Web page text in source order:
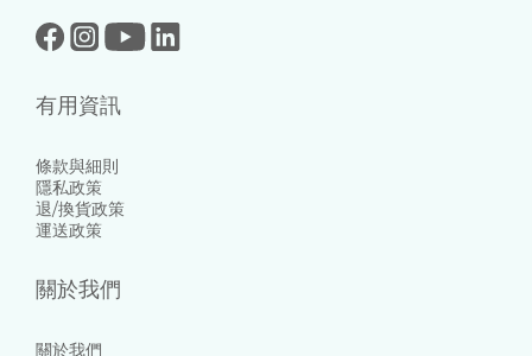
有用資訊
條款與細則
隱私政策
退/換貨政策
運送政策
關於我們
關於我們